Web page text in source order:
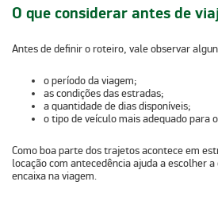
O que considerar antes de
Antes de definir o roteiro, vale observar
o período da viagem;
as condições das estradas;
a quantidade de dias disponíveis;
o tipo de veículo mais adequado para
Como boa parte dos trajetos acontece em
locação com antecedência ajuda a escolher
encaixa na viagem.